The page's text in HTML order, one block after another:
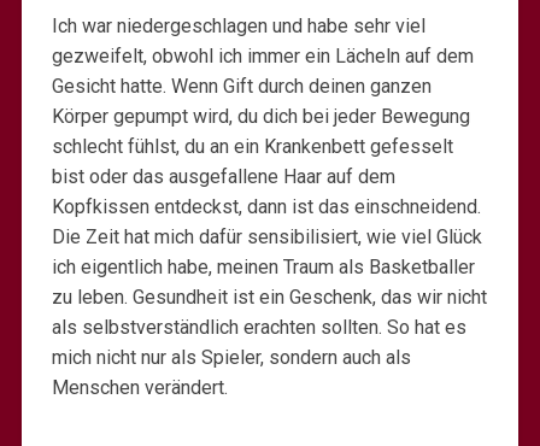
Ich war niedergeschlagen und habe sehr viel
gezweifelt, obwohl ich immer ein Lächeln auf dem
Gesicht hatte. Wenn Gift durch deinen ganzen
Körper gepumpt wird, du dich bei jeder Bewegung
schlecht fühlst, du an ein Krankenbett gefesselt
bist oder das ausgefallene Haar auf dem
Kopfkissen entdeckst, dann ist das einschneidend.
Die Zeit hat mich dafür sensibilisiert, wie viel Glück
ich eigentlich habe, meinen Traum als Basketballer
zu leben. Gesundheit ist ein Geschenk, das wir nicht
als selbstverständlich erachten sollten. So hat es
mich nicht nur als Spieler, sondern auch als
Menschen verändert.